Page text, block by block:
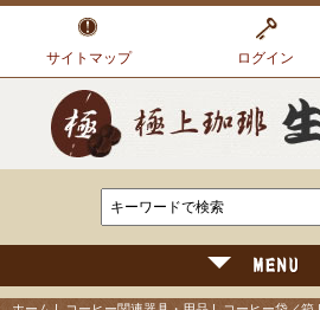
サイトマップ ログイン